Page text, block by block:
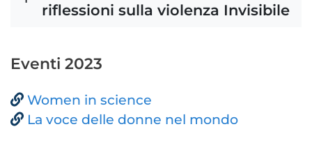
riflessioni sulla violenza Invisibile
Eventi 2023
Women in science
La voce delle donne nel mondo